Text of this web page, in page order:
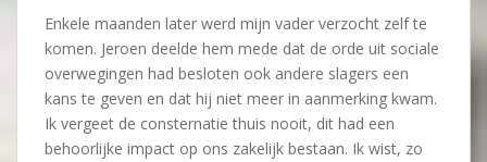
Enkele maanden later werd mijn vader verzocht zelf te
komen. Jeroen deelde hem mede dat de orde uit sociale
overwegingen had besloten ook andere slagers een
kans te geven en dat hij niet meer in aanmerking kwam.
Ik vergeet de consternatie thuis nooit, dit had een
behoorlijke impact op ons zakelijk bestaan. Ik wist, zo